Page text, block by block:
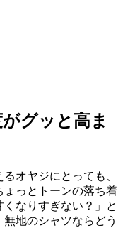
グッと高ま
オヤジにとっても、
っとトーンの落ち着
なりすぎない？」と
地のシャツならどう